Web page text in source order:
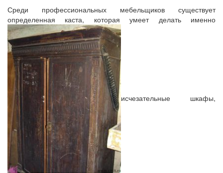
Среди профессиональных мебельщиков существует
определенная каста, которая умеет делать именно
исчезательные шкафы,